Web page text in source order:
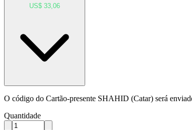
US$ 33,06
O código do Cartão-presente SHAHID (Catar) será
Quantidade